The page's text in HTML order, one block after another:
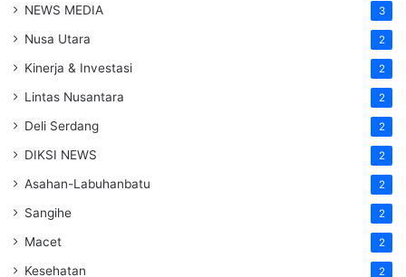
NEWS MEDIA 3
Nusa Utara 2
Kinerja & Investasi 2
Lintas Nusantara 2
Deli Serdang 2
DIKSI NEWS 2
Asahan-Labuhanbatu 2
Sangihe 2
Macet 2
Kesehatan 2